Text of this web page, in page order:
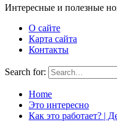
Интересные и полезные
О сайте
Карта сайта
Контакты
Search for:
Home
Это интересно
Как это работает? |